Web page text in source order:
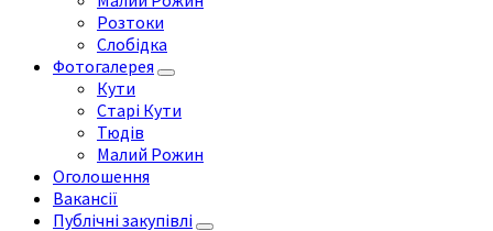
Розтоки
Слобідка
Фотогалерея
Кути
Старі Кути
Тюдів
Малий Рожин
Оголошення
Вакансії
Публічні закупівлі